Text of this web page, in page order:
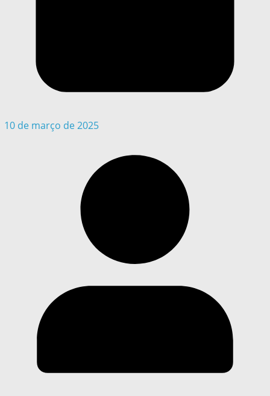
10 de março de 2025